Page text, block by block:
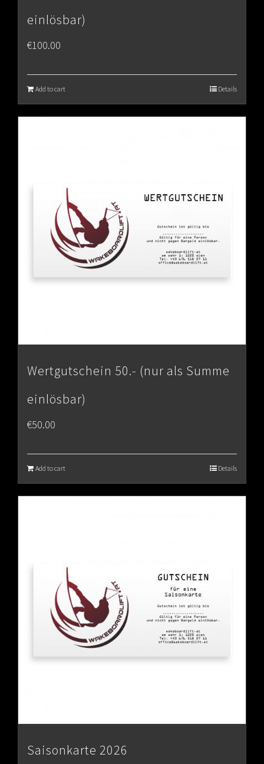
einlösbar)
€100.00
Add to cart Details
Wertgutschein 50.- (nur als Summe
einlösbar)
€50.00
Add to cart Details
Saisonkarte 2026